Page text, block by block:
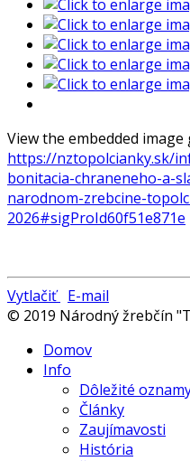
View the embedded
https://nztopolcianky.sk/
bonitacia-chraneneho-a-
narodnom-zrebcine-
2026#sigProId60f51e871e
Vytlačiť E-mail
© 2019 Národný žrebčín
Domov
Info
Dôležité
Články
Zaujímavosti
História